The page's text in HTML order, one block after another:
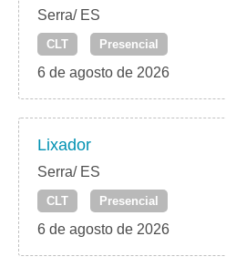
Serra/ ES
CLT Presencial
6 de agosto de 2026
Lixador
Serra/ ES
CLT Presencial
6 de agosto de 2026